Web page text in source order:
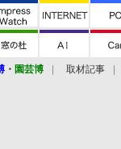
・ 園芸博 取材記事